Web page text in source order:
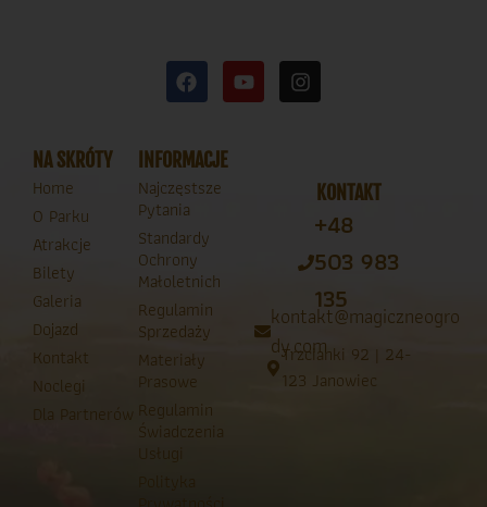
NA SKRÓTY
Home
O Parku
Atrakcje
Bilety
Galeria
Dojazd
Kontakt
Noclegi
Dla Partnerów
INFORMACJE
Najczęstsze
Pytania
Standardy
Ochrony
Małoletnich
Regulamin
Sprzedaży
Materiały
Prasowe
Regulamin
Świadczenia
Usługi
KONTAKT
+48
503 983
135
kontakt@magiczneogro
dy.com
Trzcianki 92 | 24-
123 Janowiec